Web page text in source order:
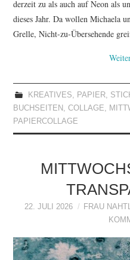
IMPRESSUM
derzeit zu als auch auf Neon als
dieses Jahr. Da wollen Michaela
Grelle, Nicht-zu-Übersehende
KREATIVES, PAPIER,
BUCHSEITEN ,COLLAGE,
PAPIERCOLLAGE
22. JULI 2026 FRAU